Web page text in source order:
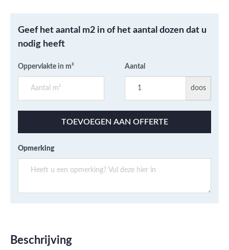
Geef het aantal m2 in of het aantal dozen dat u
nodig heeft
Oppervlakte in m² Aantal
doos
TOEVOEGEN AAN OFFERTE
Opmerking
Beschrijving